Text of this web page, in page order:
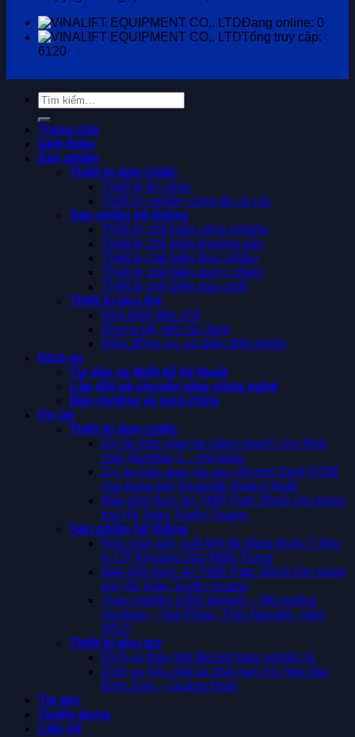
Đang online: 0
Tổng truy cập:
6120
Tìm
kiếm:
Trang chủ
Giới thiệu
Sản phẩm
Thiết bị đơn chiếc
Thiết bị thi công
Thiết bị nghiền sàng đá và cát
Sản phẩm hệ thống
Thiết bị chế biến công nghiệp
Thiết bị chế biến khoáng sản
Thiết bị chế biến thực phẩm
Thiết bị chế biến dược phẩm
Thiết bị chế biến hóa chất
Thiết bị phụ trợ
Nhà thép tiền chế
Khung bệ, kết cấu thép
Điện động lực và điện điều khiển
Dịch vụ
Tư vấn và thiết kế kỹ thuật
Lắp đặt và chuyển giao công nghệ
Bảo dưỡng và sửa chữa
Dự án
Thiết bị đơn chiếc
Dự án bàn giao xe nâng người cho Nhà
máy Number 1 – Hà Nam
Dự án bàn giao Xe xúc lật mini Gehl R190
cho trang trại Vinamilk Quảng Ngãi
Máy trộn thức ăn TMR Patz 20m3 cho trang
trại Hồ Toản Tuyên Quang
Sản phẩm hệ thống
Nhà máy sản xuất bột đá trắng thuộc Công
ty CP Khoáng Sản Miền Trung
Máy trộn thức ăn TMR Patz 20m3 cho trang
trại Hồ Toản Tuyên Quang
Trạm nghiền 1000 tấn/giờ – Mỏ quặng
Vonfram – Núi Pháo, Thái Nguyên, năm
2013
Thiết bị phụ trợ
Dịch vụ thay thế tấm lót tang nghiền bi
Dịch vụ hậu mãi tại nhà máy lọc hóa dầu
Bình Sơn – Quảng Ngãi
Tin tức
Tuyển dụng
Liên hệ